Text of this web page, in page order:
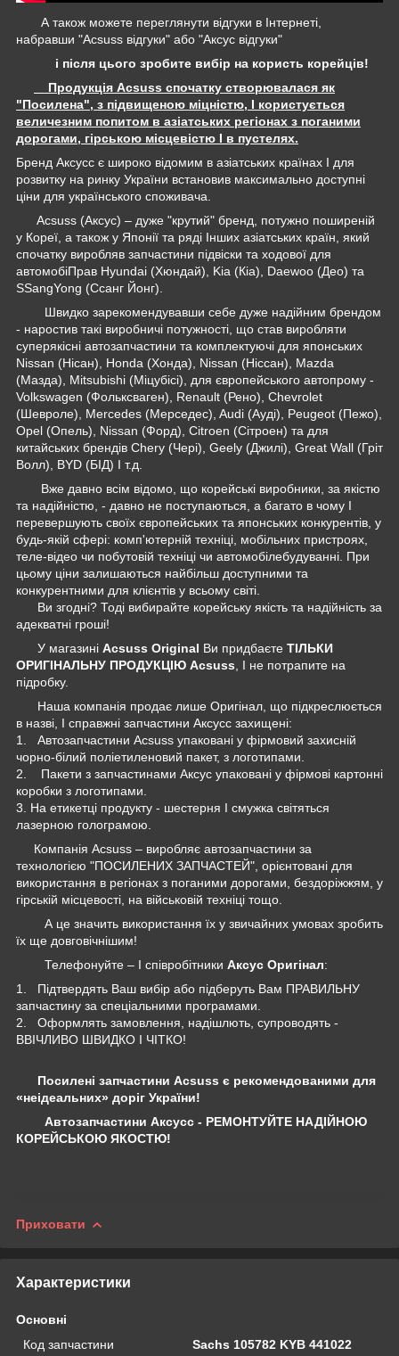
А також можете переглянути відгуки в Інтернеті,
набравши "Acsuss відгуки" або "Аксус відгуки"
і після цього зробите вибір на користь корейців!
Продукція Acsuss спочатку створювалася як
"Посилена", з підвищеною міцністю, І користується
величезним попитом в азіатських регіонах з поганими
дорогами, гірською місцевістю І в пустелях.
Бренд Аксусс є широко відомим в азіатських країнах І для
розвитку на ринку України встановив максимально доступні
ціни для українського споживача.
Acsuss (Аксус) – дуже "крутий" бренд, потужно поширеній
у Кореї, а також у Японії та ряді Інших азіатських країн, який
спочатку виробляв запчастини підвіски та ходової для
автомобіПрав Hyundai (Хюндай), Kia (Кіа), Daewoo (Део) та
SSangYong (Ссанг Йонг).
Швидко зарекомендувавши себе дуже надійним брендом
- наростив такі виробничі потужності, що став виробляти
суперякісні автозапчастини та комплектуючі для японських
Nissan (Нісан), Honda (Хонда), Nissan (Ніссан), Mazda
(Мазда), Mitsubishi (Міцубісі), для європейського автопрому -
Volkswagen (Фольксваген), Renault (Рено), Chevrolet
(Шевроле), Mercedes (Мерседес), Audi (Ауді), Peugeot (Пежо),
Opel (Опель), Nissan (Форд), Citroen (Сітроен) та для
китайських брендів Chery (Чері), Geely (Джилі), Great Wall (Гріт
Волл), BYD (БІД) І т.д.
Вже давно всім відомо, що корейські виробники, за якістю
та надійністю, - давно не поступаються, а багато в чому І
перевершують своїх європейських та японських конкурентів, у
будь-якій сфері: комп'ютерній техніці, мобільних пристроях,
теле-відео чи побутовій техніці чи автомобілебудуванні. При
цьому ціни залишаються найбільш доступними та
конкурентними для клієнтів у всьому світі.
Ви згодні? Тоді вибирайте корейську якість та надійність за
адекватні гроші!
У магазині Acsuss Original Ви придбаєте ТІЛЬКИ
ОРИГІНАЛЬНУ ПРОДУКЦІЮ Acsuss , І не потрапите на
підробку.
Наша компанія продає лише Оригінал, що підкреслюється
в назві, І справжні запчастини Аксусс захищені:
1. Автозапчастини Acsuss упаковані у фірмовий захисній
чорно-білий поліетиленовий пакет, з логотипами.
2. Пакети з запчастинами Аксус упаковані у фірмові картонні
коробки з логотипами.
3. На етикетці продукту - шестерня І смужка світяться
лазерною голограмою.
Компанія Acsuss – виробляє автозапчастини за
технологією "ПОСИЛЕНИХ ЗАПЧАСТЕЙ", орієнтовані для
використання в регіонах з поганими дорогами, бездоріжжям, у
гірській місцевості, на військовій техніці тощо.
А це значить використання їх у звичайних умовах зробить
їх ще довговічнішим!
Телефонуйте – І співробітники Аксус Оригінал:
1. Підтвердять Ваш вибір або підберуть Вам ПРАВИЛЬНУ
запчастину за спеціальними програмами.
2. Оформлять замовлення, надішлють, супроводять -
ВВІЧЛИВО ШВИДКО І ЧІТКО!
Посилені запчастини Acsuss є рекомендованими для
«неідеальних» доріг України!
Автозапчастини Аксусс - РЕМОНТУЙТЕ НАДІЙНОЮ
КОРЕЙСЬКОЮ ЯКОСТЮ!
Приховати
Характеристики
Основні
Код запчастини
Sachs 105782 KYB 441022